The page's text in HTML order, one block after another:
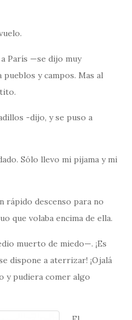
París —se dijo muy
y campos. Mas al
-dijo, y se puso a
Sólo llevo mi pijama y mi
rápido descenso para no
que volaba encima de ella.
muerto de miedo—. ¡Es
dispone a aterrizar! ¡Ojalá
y pudiera comer algo